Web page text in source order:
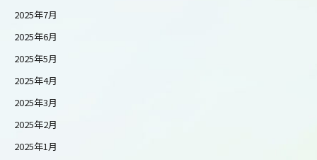
2025年7月
2025年6月
2025年5月
2025年4月
2025年3月
2025年2月
2025年1月